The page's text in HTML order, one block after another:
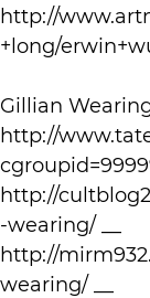
http://
+long/
Gillian
http://
http://
-wearing/ __
http://
wearing/ __